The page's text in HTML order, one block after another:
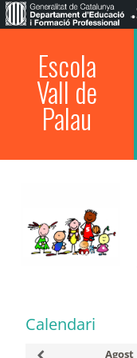
Escola
Vall de
Palau
Calendari
Agost